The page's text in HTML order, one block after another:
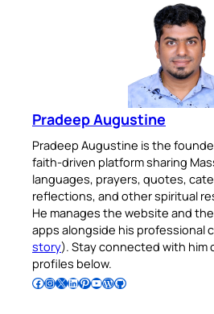
Pradeep Augustine
Pradeep Augustine is the
faith-driven platform sharing
languages, prayers, quotes,
reflections, and other spiritual
He manages the website and
apps alongside his professional
story). Stay connected with him
profiles below.
Follow Pradeep on Facebook Follow Pradeep on InstagramFollow Pradeep on X Follow Pradeep on LinkedIn Follow Pradeep on Pinterest Subscribe to Pradeep’s Youtube Channel Follow Pradeep on WordPress Follow Pradeep on GitHub